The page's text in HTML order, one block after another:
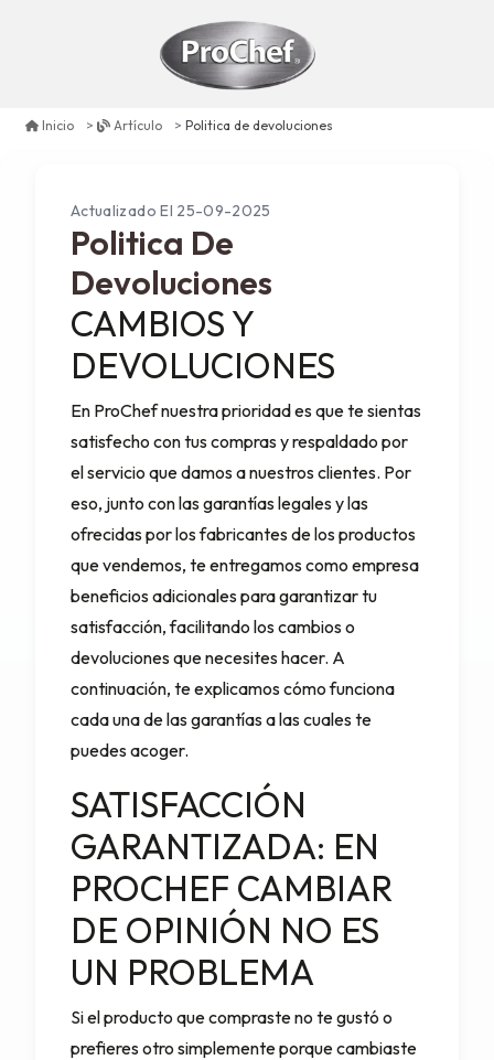
Inicio Artículo Politica de devoluciones
Actualizado El 25-09-2025
Politica De
Devoluciones
CAMBIOS Y
DEVOLUCIONES
En ProChef nuestra prioridad es que te sientas
satisfecho con tus compras y respaldado por
el servicio que damos a nuestros clientes. Por
eso, junto con las garantías legales y las
ofrecidas por los fabricantes de los productos
que vendemos, te entregamos como empresa
beneficios adicionales para garantizar tu
satisfacción, facilitando los cambios o
devoluciones que necesites hacer. A
continuación, te explicamos cómo funciona
cada una de las garantías a las cuales te
puedes acoger.
SATISFACCIÓN
GARANTIZADA: EN
PROCHEF CAMBIAR
DE OPINIÓN NO ES
UN PROBLEMA
Si el producto que compraste no te gustó o
prefieres otro simplemente porque cambiaste